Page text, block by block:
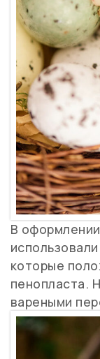
В
которые
пенопласта.
вареными